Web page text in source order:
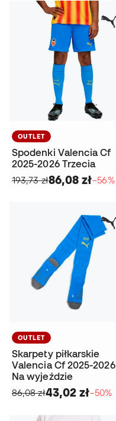
OUTLET
Spodenki Valencia Cf
2025-2026 Trzecia
193,73 zł86,08 zł−56%
OUTLET
Skarpety piłkarskie
Valencia Cf 2025-2026
Na wyjeździe
86,08 zł43,02 zł−50%